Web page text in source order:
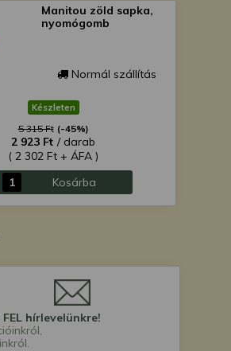
Manitou zöld sapka,
nyomógomb
Normál szállítás
Készleten
5 315 Ft (-45%)
2 923 Ft / darab
( 2 302 Ft + ÁFA )
Kosárba
FEL hírlevelünkre!